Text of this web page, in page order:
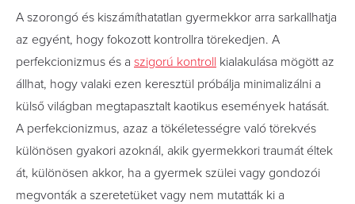
A szorongó és kiszámíthatatlan gyermekkor arra sarkallhatja
az egyént, hogy fokozott kontrollra törekedjen. A
perfekcionizmus és a szigorú kontroll kialakulása mögött az
állhat, hogy valaki ezen keresztül próbálja minimalizálni a
külső világban megtapasztalt kaotikus események hatását.
A perfekcionizmus, azaz a tökéletességre való törekvés
különösen gyakori azoknál, akik gyermekkori traumát éltek
át, különösen akkor, ha a gyermek szülei vagy gondozói
megvonták a szeretetüket vagy nem mutatták ki a